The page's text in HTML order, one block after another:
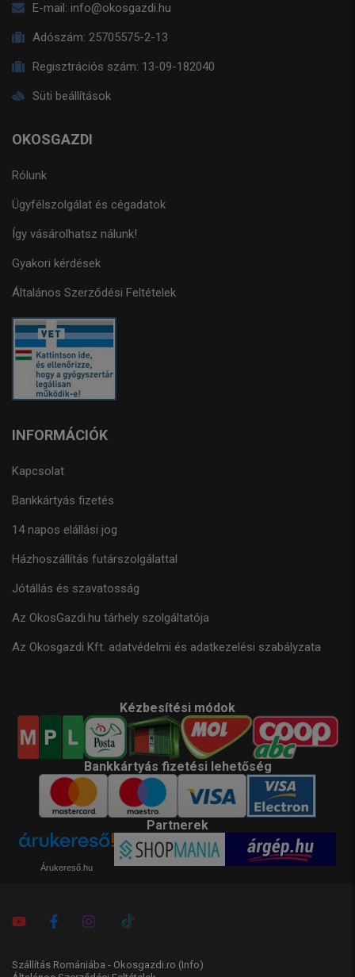
E-mail: info@okosgazdi.hu
Adószám: 25705575-2-13
Regisztrációs szám: 13-09-182040
Süti beállítások
OKOSGAZDI
Rólunk
Ügyfélszolgálat és cégadatok
Így vásárolhatsz nálunk!
Gyakori kérdések
Általános Szerződési Feltételek
INFORMÁCIÓK
Kapcsolat
Bankkártyás fizetés
14 napos elállási jog
Házhoszállítás futárszolgálattal
Jótállás és szavatosság
Az OkosGazdi.hu tárhely szolgáltatója
Az Okosgazdi Kft. adatvédelmi és adatkezelési szabályzata
Kézbesítési módok
Bankkártyás fizetési lehetőség
Partnerek
Árukereső.hu
Szállítás Romániába - Okosgazdi.ro (Info)